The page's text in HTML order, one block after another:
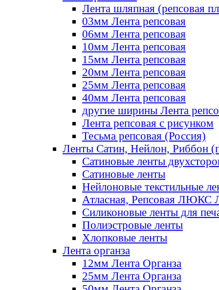
Лента шляпная (репсовая
03мм Лента репсовая
06мм Лента репсовая
10мм Лента репсовая
15мм Лента репсовая
20мм Лента репсовая
25мм Лента репсовая
40мм Лента репсовая
другие ширины Лента
Лента репсовая с рисунком
Тесьма репсовая (Россия)
Ленты Сатин, Нейлон, Риббон
Сатиновые ленты
Сатиновые ленты
Нейлоновые текстильные
Атласная, Репсовая ЛЮКС
Силиконовые ленты для
Полиэстровые ленты
Хлопковые ленты
Лента органза
12мм Лента Органза
25мм Лента Органза